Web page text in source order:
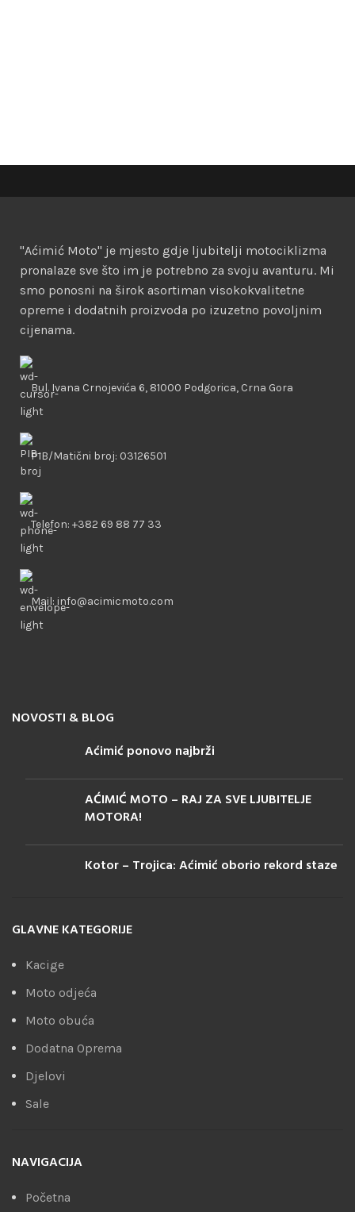
"Aćimić Moto" je mjesto gdje ljubitelji motociklizma
pronalaze sve što im je potrebno za svoju avanturu. Mi
smo ponosni na širok asortiman visokokvalitetne
opreme i dodatnih proizvoda po izuzetno povoljnim
cijenama.
Bul. Ivana Crnojevića 6, 81000 Podgorica, Crna Gora
PIB/Matični broj: 03126501
Telefon: +382 69 88 77 33
Mail: info@acimicmoto.com
NOVOSTI & BLOG
Aćimić ponovo najbrži
AĆIMIĆ MOTO – RAJ ZA SVE LJUBITELJE
MOTORA!
Kotor – Trojica: Aćimić oborio rekord staze
GLAVNE KATEGORIJE
Kacige
Moto odjeća
Moto obuća
Dodatna Oprema
Djelovi
Sale
NAVIGACIJA
Početna